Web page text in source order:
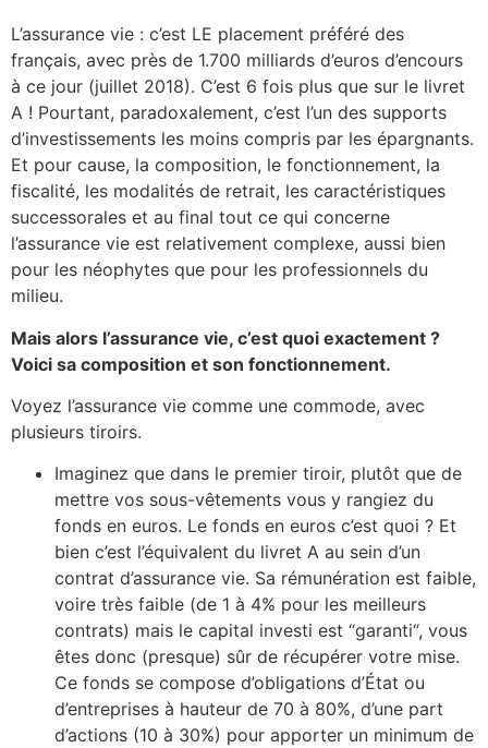
L’assurance vie : c’est LE placement préféré des
français, avec près de 1.700 milliards d’euros d’encours
à ce jour (juillet 2018). C’est 6 fois plus que sur le livret
A ! Pourtant, paradoxalement, c’est l’un des supports
d’investissements les moins compris par les épargnants.
Et pour cause, la composition, le fonctionnement, la
fiscalité, les modalités de retrait, les caractéristiques
successorales et au final tout ce qui concerne
l’assurance vie est relativement complexe, aussi bien
pour les néophytes que pour les professionnels du
milieu.
Mais alors l’assurance vie, c’est quoi exactement ?
Voici sa composition et son fonctionnement.
Voyez l’assurance vie comme une commode, avec
plusieurs tiroirs.
Imaginez que dans le premier tiroir, plutôt que de
mettre vos sous-vêtements vous y rangiez du
fonds en euros. Le fonds en euros c’est quoi ? Et
bien c’est l’équivalent du livret A au sein d’un
contrat d’assurance vie. Sa rémunération est faible,
voire très faible (de 1 à 4% pour les meilleurs
contrats) mais le capital investi est “garanti“, vous
êtes donc (presque) sûr de récupérer votre mise.
Ce fonds se compose d’obligations d’État ou
d’entreprises à hauteur de 70 à 80%, d’une part
d’actions (10 à 30%) pour apporter un minimum de